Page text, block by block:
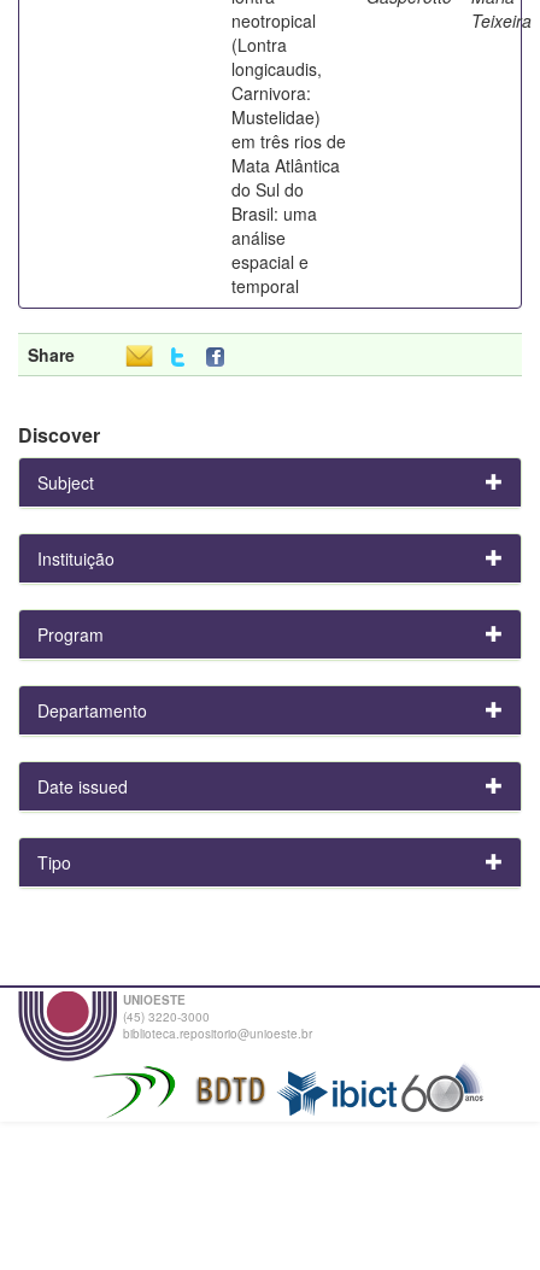
neotropical
(Lontra
longicaudis,
Carnivora:
Mustelidae)
em três rios de
Mata Atlântica
do Sul do
Brasil: uma
análise
espacial e
temporal
Teixeira
Share
Discover
Subject
Instituição
Program
Departamento
Date issued
Tipo
UNIOESTE
(45) 3220-3000
biblioteca.repositorio@unioeste.br